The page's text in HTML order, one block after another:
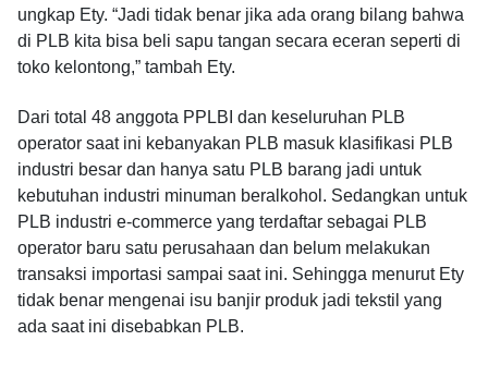
ungkap Ety. “Jadi tidak benar jika ada orang bilang bahwa
di PLB kita bisa beli sapu tangan secara eceran seperti di
toko kelontong,” tambah Ety.
Dari total 48 anggota PPLBI dan keseluruhan PLB
operator saat ini kebanyakan PLB masuk klasifikasi PLB
industri besar dan hanya satu PLB barang jadi untuk
kebutuhan industri minuman beralkohol. Sedangkan untuk
PLB industri e-commerce yang terdaftar sebagai PLB
operator baru satu perusahaan dan belum melakukan
transaksi importasi sampai saat ini. Sehingga menurut Ety
tidak benar mengenai isu banjir produk jadi tekstil yang
ada saat ini disebabkan PLB.